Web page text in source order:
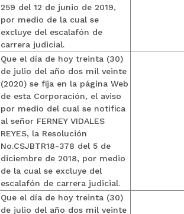
259 del 12 de junio de 2019,
por medio de la cual se
excluye del escalafón de
carrera judicial.
Que el día de hoy treinta (30)
de julio del año dos mil veinte
(2020) se fija en la página Web
de esta Corporación, el aviso
por medio del cual se notifica
al señor FERNEY VIDALES
REYES, la Resolución
No.CSJBTR18-378 del 5 de
diciembre de 2018, por medio
de la cual se excluye del
escalafón de carrera judicial.
Que el día de hoy treinta (30)
de julio del año dos mil veinte